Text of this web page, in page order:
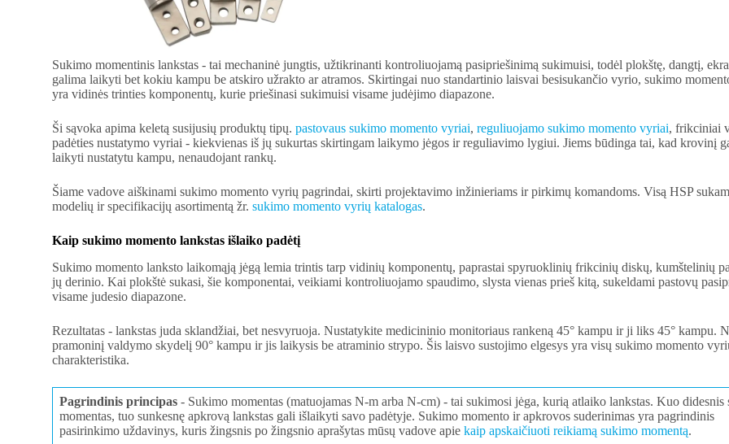
Sukimo momentinis lankstas - tai mechaninė jungtis, užtikrinanti kontroliuojamą pasipriešinimą sukimuisi, todėl plokštę, dangtį,
galima laikyti bet kokiu kampu be atskiro užrakto ar atramos. Skirtingai nuo standartinio laisvai besisukančio vyrio, sukimo
yra vidinės trinties komponentų, kurie priešinasi sukimuisi visame judėjimo diapazone.
Ši sąvoka apima keletą susijusių produktų tipų. pastovaus sukimo momento vyriai, reguliuojamo sukimo momento vyriai, frikciniai
padėties nustatymo vyriai - kiekvienas iš jų sukurtas skirtingam laikymo jėgos ir reguliavimo lygiui. Jiems būdinga tai, kad krovinį
laikyti nustatytu kampu, nenaudojant rankų.
Šiame vadove aiškinami sukimo momento vyrių pagrindai, skirti projektavimo inžinieriams ir pirkimų komandoms. Visą HSP
modelių ir specifikacijų asortimentą žr. sukimo momento vyrių katalogas.
Kaip sukimo momento lankstas išlaiko padėtį
Sukimo momento lanksto laikomąją jėgą lemia trintis tarp vidinių komponentų, paprastai spyruoklinių frikcinių diskų, kumštelinių
jų derinio. Kai plokštė sukasi, šie komponentai, veikiami kontroliuojamo spaudimo, slysta vienas prieš kitą, sukeldami pastovų
visame judesio diapazone.
Rezultatas - lankstas juda sklandžiai, bet nesvyruoja. Nustatykite medicininio monitoriaus rankeną 45° kampu ir ji liks 45° kampu.
pramoninį valdymo skydelį 90° kampu ir jis laikysis be atraminio strypo. Šis laisvo sustojimo elgesys yra visų sukimo momento
charakteristika.
Pagrindinis principas - Sukimo momentas (matuojamas N-m arba N-cm) - tai sukimosi jėga, kurią atlaiko lankstas. Kuo didesnis
momentas, tuo sunkesnę apkrovą lankstas gali išlaikyti savo padėtyje. Sukimo momento ir apkrovos suderinimas yra pagrindinis
pasirinkimo uždavinys, kuris žingsnis po žingsnio aprašytas mūsų vadove apie kaip apskaičiuoti reikiamą sukimo momentą.